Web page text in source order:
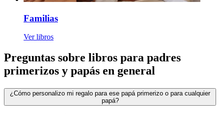
Familias
Ver libros
Preguntas sobre libros para padres
primerizos y papás en general
¿Cómo personalizo mi regalo para ese papá primerizo o para cualquier
papá?